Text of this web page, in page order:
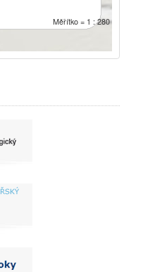
Měřítko = 1 : 280